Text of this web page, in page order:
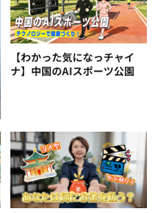
【わかった気になっチャイ
ナ】中国のAIスポーツ公園